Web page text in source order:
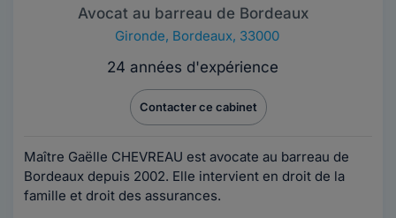
Avocat au barreau de Bordeaux
Gironde, Bordeaux, 33000
24 années d'expérience
Contacter ce cabinet
Maître Gaëlle CHEVREAU est avocate au barreau de
Bordeaux depuis 2002. Elle intervient en droit de la
famille et droit des assurances.